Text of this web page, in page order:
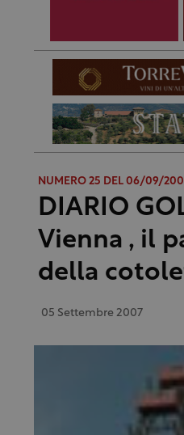
NUMERO 25 DEL 06/09/
DIARIO
Vienna , il
della
05 Settembre 2007